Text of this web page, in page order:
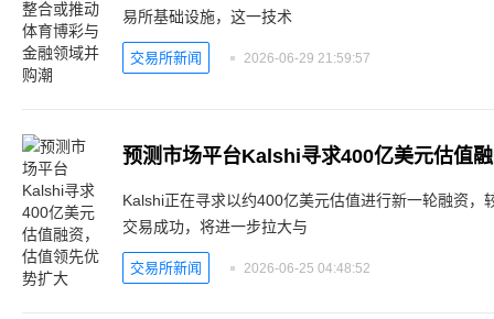
易所基础设施，这一技术
交易所新闻 2026-06-29 21:59:57
预测市场平台Kalshi寻求400亿美元估值
Kalshi正在寻求以约400亿美元估值进行新一轮融资，
交易成功，将进一步拉大与
交易所新闻 2026-06-25 04:48:52